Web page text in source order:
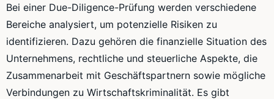
Bei einer Due-Diligence-Prüfung werden verschiedene
Bereiche analysiert, um potenzielle Risiken zu
identifizieren. Dazu gehören die finanzielle Situation des
Unternehmens, rechtliche und steuerliche Aspekte, die
Zusammenarbeit mit Geschäftspartnern sowie mögliche
Verbindungen zu Wirtschaftskriminalität. Es gibt